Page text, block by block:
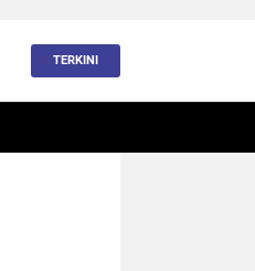
TERKINI